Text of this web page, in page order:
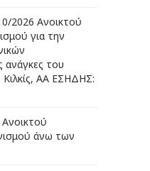
2026 Ανοικτού
για την
ανάγκες του
Κιλκίς, ΑΑ ΕΣΗΔΗΣ:
άνω των